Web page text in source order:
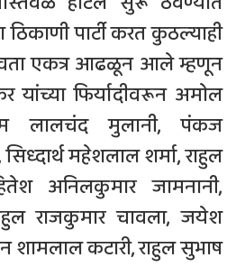
पार्टी करत कुठल्याही
एकत्र आढळून आले म्हणून
यांच्या फिर्यादीवरून अमोल
लालचंद मुलानी, पंकज
महेशलाल शर्मा, राहुल
अनिलकुमार जामनानी,
राजकुमार चावला, जयेश
कटारी, राहुल सुभाष